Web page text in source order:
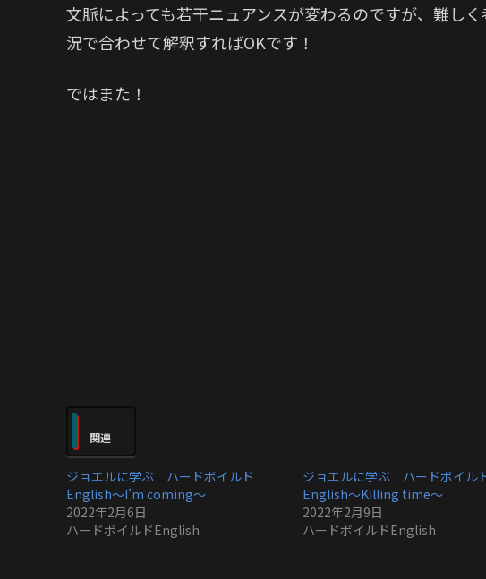
文脈によっても若干ニュアンスが変わるのですが、難し
況で合わせて解釈すればOKです！
ではまた！
関連
ジョエルに学ぶ ハードボイルド
English〜I’m coming〜
2022年2月6日
ハードボイルドEnglish
ジョエルに学ぶ ハードボイル
English〜Killing time〜
2022年2月9日
ハードボイルドEnglish